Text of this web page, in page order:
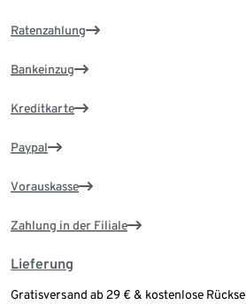
Ratenzahlung
Bankeinzug
Kreditkarte
Paypal
Vorauskasse
Zahlung in der Filiale
Lieferung
Gratisversand ab 29 € & kostenlose